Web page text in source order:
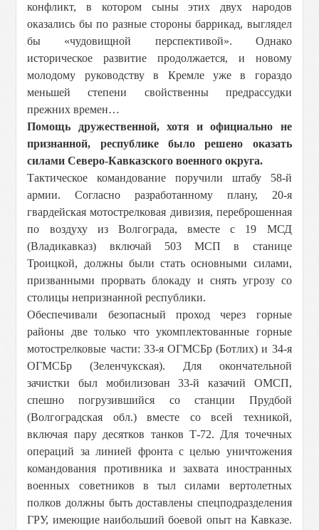
конфликт, в котором сыны этих двух народов
оказались бы по разные стороны баррикад, выглядел
бы «чудовищной перспективой». Однако
историческое развитие продолжается, и новому
молодому руководству в Кремле уже в гораздо
меньшей степени свойственны предрассудки
прежних времен…
Помощь дружественной, хотя и официально не
признанной, республике было решено оказать
силами Северо-Кавказского военного округа.
Тактическое командование поручили штабу 58-й
армии. Согласно разработанному плану, 20-я
гвардейская мотострелковая дивизия, переброшенная
по воздуху из Волгограда, вместе с 19 МСД
(Владикавказ) включай 503 МСП в станице
Троицкой, должны были стать основными силами,
призванными прорвать блокаду и снять угрозу со
столицы непризнанной республики.
Обеспечивали безопасный проход через горные
районы две только что укомплектованные горные
мотострелковые части: 33-я ОГМСБр (Ботлих) и 34-я
ОГМСБр (Зеленчукская). Для окончательной
зачистки был мобилизован 33-й казачий ОМСП,
спешно погрузившийся со станции Прудбой
(Волгоградская обл.) вместе со всей техникой,
включая пару десятков танков Т-72. Для точечных
операций за линией фронта с целью уничтожения
командования противника и захвата иностранных
военных советников в тыл силами вертолетных
полков должны быть доставлены спецподразделения
ГРУ, имеющие наибольший боевой опыт на Кавказе.